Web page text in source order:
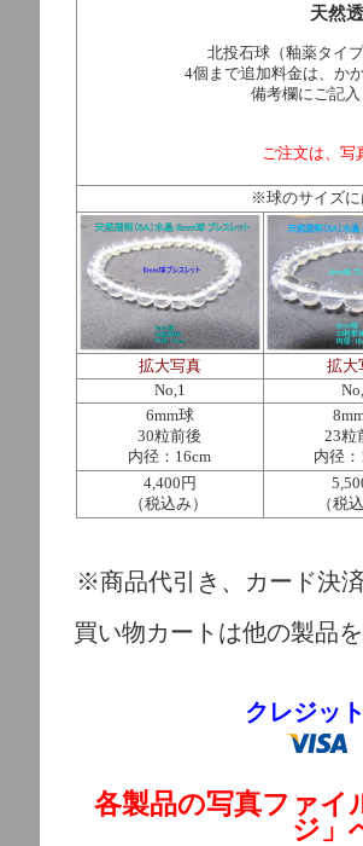
天然
北投石球（釉薬タイ
4個まで追加料金は、か
備考欄にご記
ご注文は、写
※球のサイズに
拡大写真
拡大
No,1
6mm球
30粒前後
内径：16cm
23粒
内径
4,400円
（税込み）
（税
※商品代引き、カード決
買い物カートは他の製品
クレジッ
各製品の写真ファイ
ジ」